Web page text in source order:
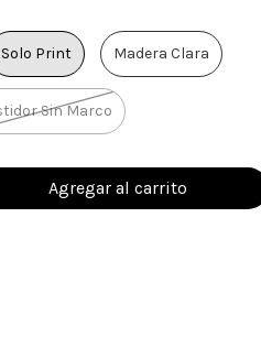
Solo Print Madera Clara
Sin Marco